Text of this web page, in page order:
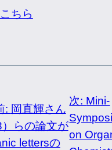
こちら
: 岡直輝さん
）らの論文が
lettersの
次: Mini-
on